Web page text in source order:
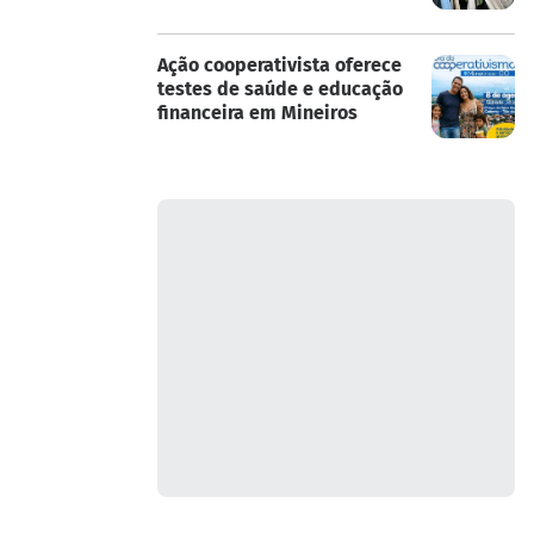
Ação cooperativista oferece
testes de saúde e educação
financeira em Mineiros